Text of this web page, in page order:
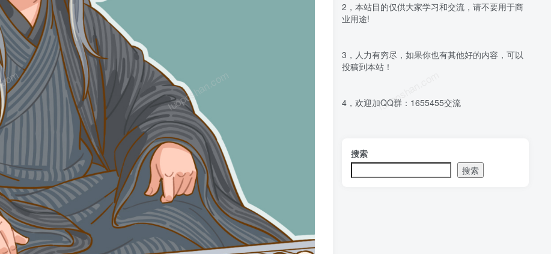
luoposhan.com luoposhan.com
2，本站目的仅供大家学习和交流，请不要用于商
业用途!
3，人力有穷尽，如果你也有其他好的内容，可以
投稿到本站！
4，欢迎加QQ群：1655455交流
搜索
搜索